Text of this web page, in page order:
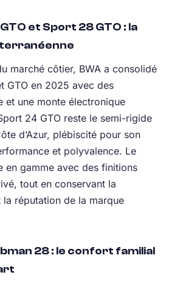
et Sport 28 GTO : la
marché côtier, BWA a consolidé
GTO en 2025 avec des
et une monte électronique
24 GTO reste le semi-rigide
d’Azur, plébiscité pour son
et polyvalence. Le
en gamme avec des finitions
tout en conservant la
réputation de la marque
28 : le confort familial